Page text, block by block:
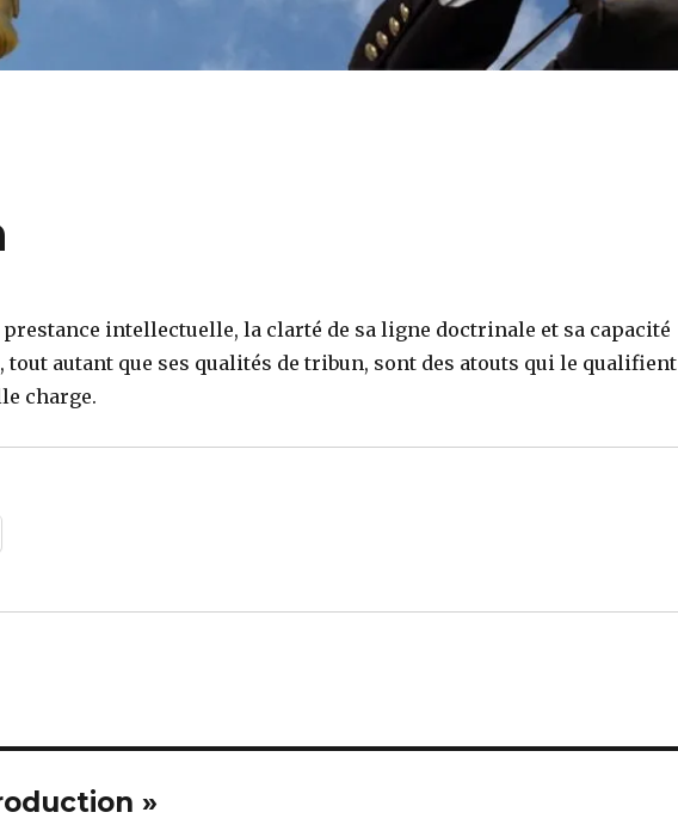
prestance intellectuelle, la clarté de sa ligne doctrinale et sa capacité
autant que ses qualités de tribun, sont des atouts qui le qualifient
charge.
»